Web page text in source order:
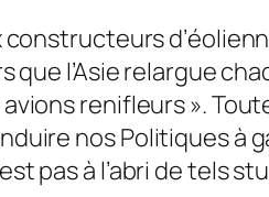
l’Asie relargue
renifleurs ».
nos Politiques à
pas à l’abri de tels